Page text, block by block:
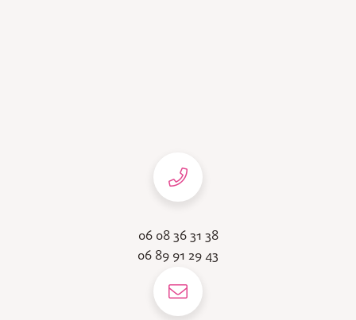
06 08 36 31 38
06 89 91 29 43